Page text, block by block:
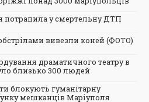
потрапила у смертельну ДТП
вивезли коней (ФОТО)
драматичного театру в
близько 300 людей
блокують гуманітарну
мешканців Маріуполя